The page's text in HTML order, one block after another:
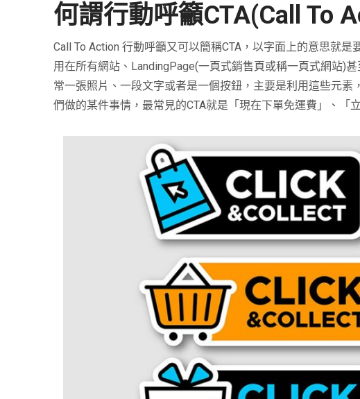
何謂行動呼籲CTA(Call To
Call To Action行動呼籲又可以簡稱CTA，以字面上的意思就
用在所有網站、 LandingPage(一頁式銷售頁或稱一頁式網站)甚
常一張照片、一段文字或者是一個按鈕，主要是利用這些元
們做的某件事情，最常見的CTA就是「現在下單免運費」、「